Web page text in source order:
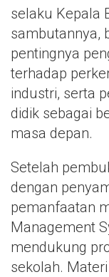
selaku Kepala
sambutannya,
pentingnya
terhadap
industri, serta
didik sebagai
masa depan.
Setelah
dengan
pemanfaatan
Management
mendukung
sekolah.